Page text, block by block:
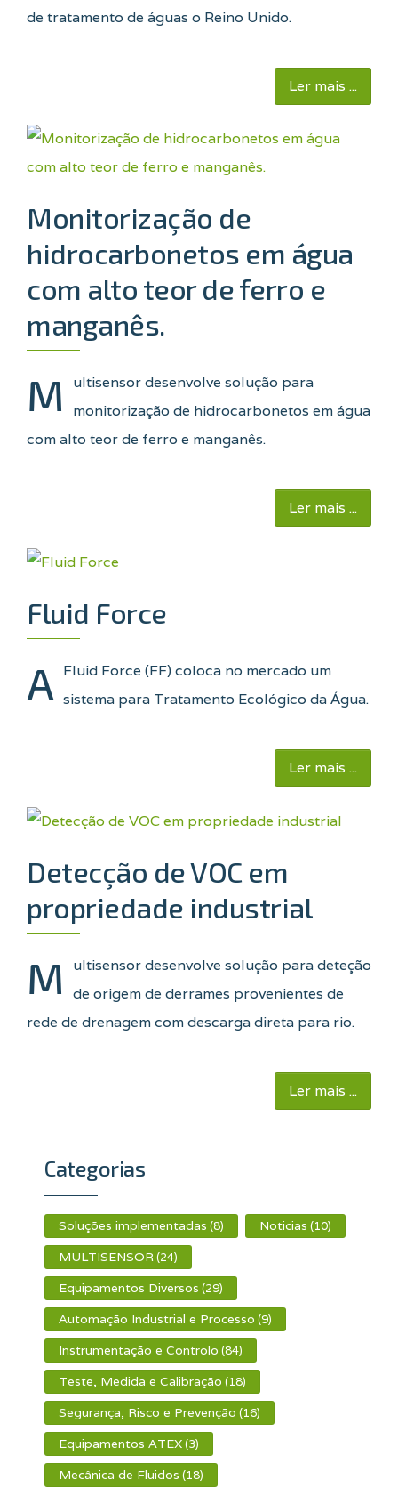
de tratamento de águas o Reino Unido.
Ler mais ...
Monitorização de
hidrocarbonetos em água
com alto teor de ferro e
manganês.
M
ultisensor desenvolve solução para
monitorização de hidrocarbonetos em água
com alto teor de ferro e manganês.
Ler mais ...
Fluid Force
A Fluid Force (FF) coloca no mercado um
sistema para Tratamento Ecológico da Água.
Ler mais ...
Detecção de VOC em
propriedade industrial
M
ultisensor desenvolve solução para deteção
de origem de derrames provenientes de
rede de drenagem com descarga direta para rio.
Ler mais ...
Categorias
Soluções implementadas (8) Noticias (10)
MULTISENSOR(24)
Equipamentos Diversos (29)
Automação Industrial e Processo (9)
Instrumentação e Controlo (84)
Teste, Medida e Calibração (18)
Segurança, Risco e Prevenção (16)
Equipamentos ATEX(3)
Mecânica de Fluidos (18)